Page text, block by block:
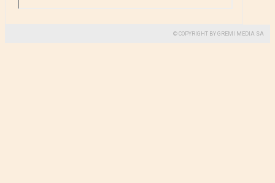
© COPYRIGHT BY GREMI MEDIA SA